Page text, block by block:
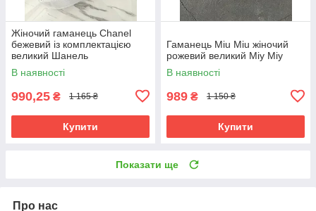
Жіночий гаманець Chanel
бежевий із комплектацією
великий Шанель
В наявності
990,25 ₴ 1 165 ₴
Купити
Гаманець Miu Miu жіночий
рожевий великий Міу Міу
В наявності
989 ₴ 1 150 ₴
Купити
Показати ще
Про нас